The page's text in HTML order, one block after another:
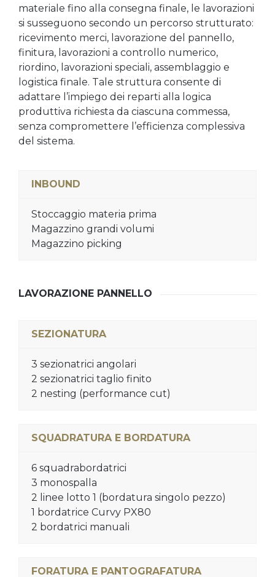
materiale fino alla consegna finale, le lavorazioni
si susseguono secondo un percorso strutturato:
ricevimento merci, lavorazione del pannello,
finitura, lavorazioni a controllo numerico,
riordino, lavorazioni speciali, assemblaggio e
logistica finale. Tale struttura consente di
adattare l’impiego dei reparti alla logica
produttiva richiesta da ciascuna commessa,
senza compromettere l’efficienza complessiva
del sistema.
INBOUND
Stoccaggio materia prima
Magazzino grandi volumi
Magazzino picking
LAVORAZIONE PANNELLO
SEZIONATURA
3 sezionatrici angolari
2 sezionatrici taglio finito
2 nesting (performance cut)
SQUADRATURA E BORDATURA
6 squadrabordatrici
3 monospalla
2 linee lotto 1 (bordatura singolo pezzo)
1 bordatrice Curvy PX80
2 bordatrici manuali
FORATURA E PANTOGRAFATURA